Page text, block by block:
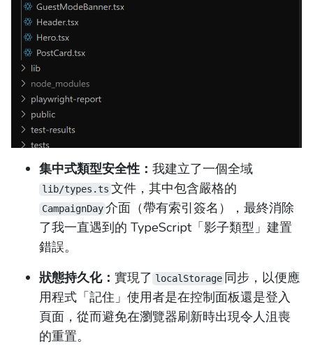
集中式類型安全性： 我建立了一個全域
lib/types.ts 文件，其中包含嚴格的
CampaignDay 介面（帶有索引簽名），最終消除
了我一直遇到的 TypeScript「影子類型」建置
錯誤。
狀態持久化： 實現了 localStorage 同步，以便應
用程式「記住」使用者是在控制面板還是登入
頁面，從而避免在瀏覽器刷新時出現令人沮喪
的重置。